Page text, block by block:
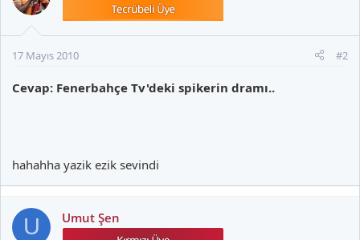
17 Mayıs 2010 #2
Cevap: Fenerbahçe Tv'deki spikerin dramı..
hahahha yazik ezik sevindi
U Umut Şen